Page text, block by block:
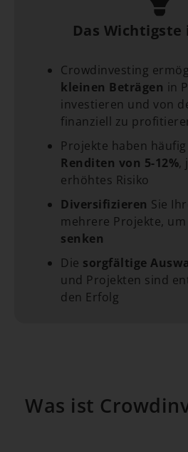
Das Wichtigste
Crowdinvesting
kleinen Beträgen in
investieren und von
finanziell zu
Projekte haben
Renditen von 5-12%,
erhöhtes Risiko
Diversifizieren Sie
mehrere Projekte,
senken
Die sorgfältige
und Projekten sind
den Erfolg
Was ist